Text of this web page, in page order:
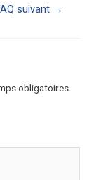
suivant →
obligatoires